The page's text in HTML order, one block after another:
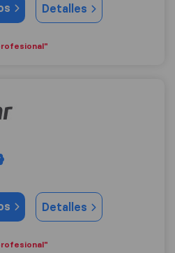
Detalles
Detalles